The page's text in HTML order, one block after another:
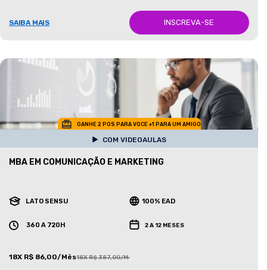
SAIBA MAIS INSCREVA-SE
GANHE 2 POS PARA VOCE +1 PARA UM AMIGO
COM VIDEOAULAS
MBA EM COMUNICAÇÃO E MARKETING
LATO SENSU 100% EAD
360 A 720H 2 A 12 MESES
18X R$ 86,00/Mês18X R$ 387,00/Mês